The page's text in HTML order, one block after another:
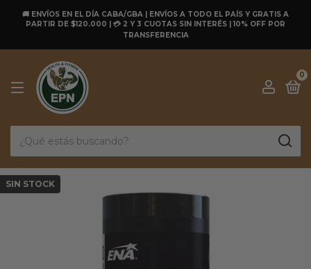
🚚 ENVÍOS EN EL DÍA CABA/GBA | ENVÍOS A TODO EL PAÍS Y GRATIS A
PARTIR DE $120.000 | 💳 2 Y 3 CUOTAS SIN INTERÉS | 10% OFF POR
TRANSFERENCIA
0
SIN STOCK